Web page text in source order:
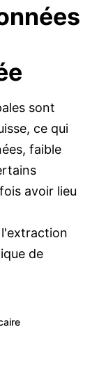
sont
ce qui
faible
avoir lieu
de